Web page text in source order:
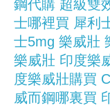
鋼代購 超級雙
士哪裡買 犀利
士5mg 樂威壯
樂威壯 印度樂
度樂威壯購買
威而鋼哪裏買